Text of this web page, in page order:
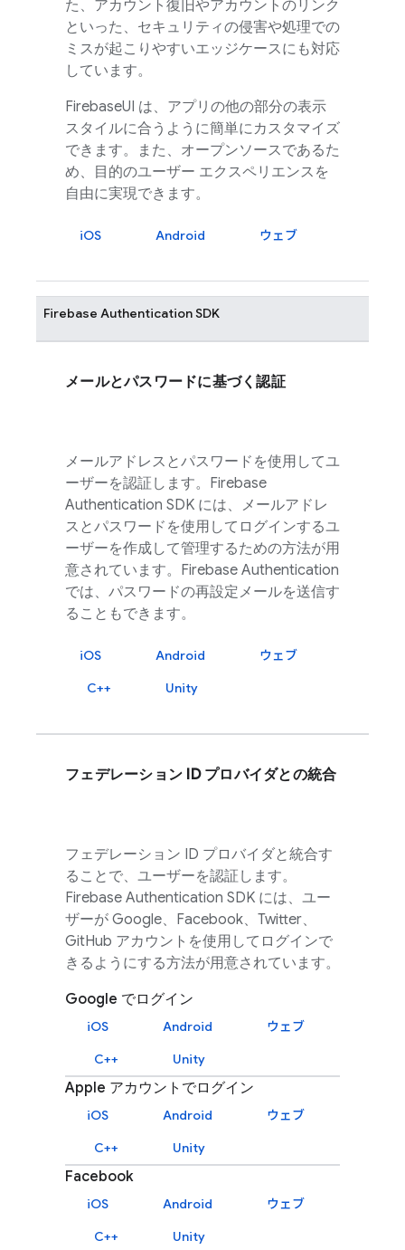
た、アカウント復旧やアカウントのリンク
といった、セキュリティの侵害や処理での
ミスが起こりやすいエッジケースにも対応
しています。
FirebaseUI は、アプリの他の部分の表示
スタイルに合うように簡単にカスタマイズ
できます。また、オープンソースであるた
め、目的のユーザー エクスペリエンスを
自由に実現できます。
iOS Android ウェブ
Firebase AuthenticationSDK
メールとパスワードに基づく認証
メールアドレスとパスワードを使用してユ
ーザーを認証します。 Firebase
Authentication SDK には、メールアドレ
スとパスワードを使用してログインするユ
ーザーを作成して管理するための方法が用
意されています。 Firebase Authentication
では、パスワードの再設定メールを送信す
ることもできます。
iOS Android
ウェブ
C++
Unity
フェデレーション ID プロバイダとの統合
フェデレーション ID プロバイダと統合す
ることで、ユーザーを認証します。
Firebase Authentication SDK には、ユー
ザーが Google、Facebook、Twitter、
GitHub アカウントを使用してログインで
きるようにする方法が用意されています。
Google でログイン
iOS Android
ウェブ
C++
Unity
Apple アカウントでログイン
iOS Android
ウェブ
C++
Unity
Facebook
iOS Android
ウェブ
C++
Unity